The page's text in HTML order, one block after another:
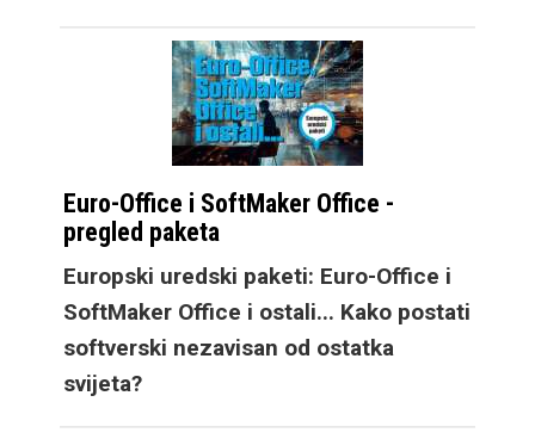
brzo nam je prirastao
srcu. No, prava
prednost vidi se kada
otklopite novi Galaxy
Fold8 jer dobivate
omjer stranica, idealan
za scrollanje webom,
lako prilagodljiv za
Euro-Office i SoftMaker Office -
pregled paketa
Europski uredski paketi: Euro-Office i
SoftMaker Office i ostali... Kako postati
softverski nezavisan od ostatka
svijeta?